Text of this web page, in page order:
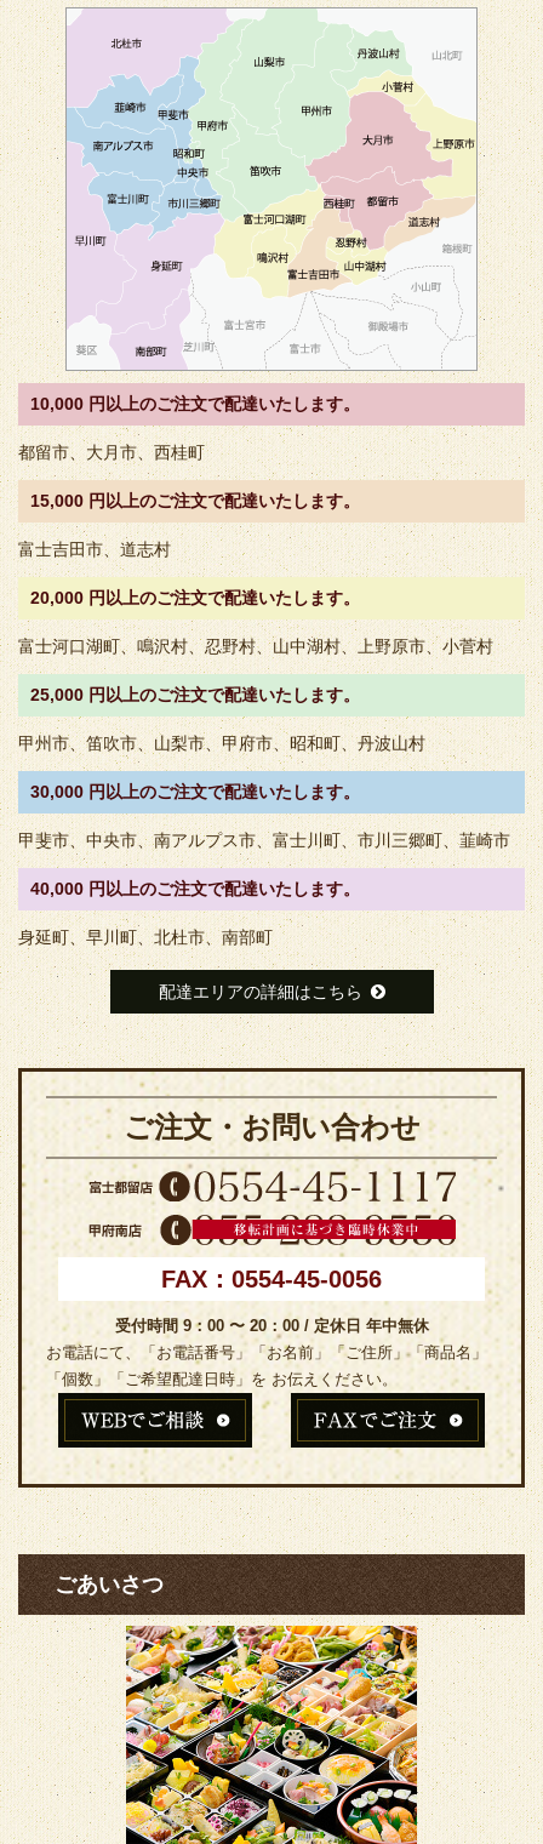
10,000 円以上のご注文で配達いたします。
都留市、大月市、西桂町
15,000 円以上のご注文で配達いたします。
富士吉田市、道志村
20,000 円以上のご注文で配達いたします。
富士河口湖町、鳴沢村、忍野村、山中湖村、上野原市、小菅村
25,000 円以上のご注文で配達いたします。
甲州市、笛吹市、山梨市、甲府市、昭和町、丹波山村
30,000 円以上のご注文で配達いたします。
甲斐市、中央市、南アルプス市、富士川町、市川三郷町、韮崎市
40,000 円以上のご注文で配達いたします。
身延町、早川町、北杜市、南部町
配達エリアの詳細はこちら
ご注文・お問い合わせ
FAX：0554-45-0056
受付時間 9：00 〜 20：00 / 定休日 年中無休
お電話にて、「お電話番号」「お名前」「ご住所」「商品名」
「個数」「ご希望配達日時」を お伝えください。
ごあいさつ